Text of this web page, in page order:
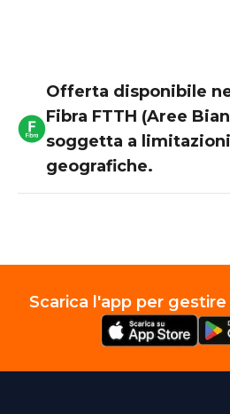
Offerta disponibile
Fibra FTTH (Aree
soggetta a
geografiche.
Scarica l'app per